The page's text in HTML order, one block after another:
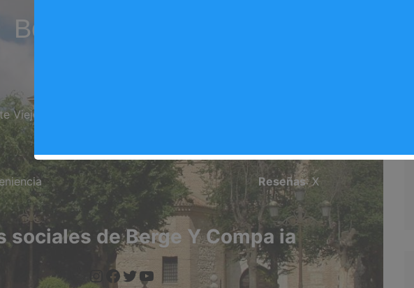
Berge Y Compa ia
Viejo, 20
Reseñas: X
sociales de Berge Y Compa ia
https://www.instagram.com/arganda.info/?next=%2F
https://www.facebook.com/people/Arganda-Infoo/100095551090524/
https://twitter.com/i/flow/
https://arganda.info/